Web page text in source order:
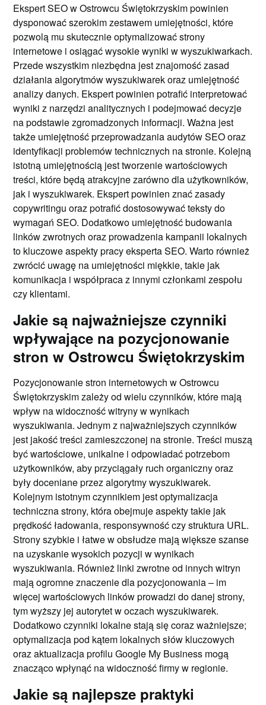
Ekspert SEO w Ostrowcu Świętokrzyskim powinien
dysponować szerokim zestawem umiejętności, które
pozwolą mu skutecznie optymalizować strony
internetowe i osiągać wysokie wyniki w wyszukiwarkach.
Przede wszystkim niezbędna jest znajomość zasad
działania algorytmów wyszukiwarek oraz umiejętność
analizy danych. Ekspert powinien potrafić interpretować
wyniki z narzędzi analitycznych i podejmować decyzje
na podstawie zgromadzonych informacji. Ważna jest
także umiejętność przeprowadzania audytów SEO oraz
identyfikacji problemów technicznych na stronie. Kolejną
istotną umiejętnością jest tworzenie wartościowych
treści, które będą atrakcyjne zarówno dla użytkowników,
jak i wyszukiwarek. Ekspert powinien znać zasady
copywritingu oraz potrafić dostosowywać teksty do
wymagań SEO. Dodatkowo umiejętność budowania
linków zwrotnych oraz prowadzenia kampanii lokalnych
to kluczowe aspekty pracy eksperta SEO. Warto również
zwrócić uwagę na umiejętności miękkie, takie jak
komunikacja i współpraca z innymi członkami zespołu
czy klientami.
Jakie są najważniejsze czynniki
wpływające na pozycjonowanie
stron w Ostrowcu Świętokrzyskim
Pozycjonowanie stron internetowych w Ostrowcu
Świętokrzyskim zależy od wielu czynników, które mają
wpływ na widoczność witryny w wynikach
wyszukiwania. Jednym z najważniejszych czynników
jest jakość treści zamieszczonej na stronie. Treści muszą
być wartościowe, unikalne i odpowiadać potrzebom
użytkowników, aby przyciągały ruch organiczny oraz
były doceniane przez algorytmy wyszukiwarek.
Kolejnym istotnym czynnikiem jest optymalizacja
techniczna strony, która obejmuje aspekty takie jak
prędkość ładowania, responsywność czy struktura URL.
Strony szybkie i łatwe w obsłudze mają większe szanse
na uzyskanie wysokich pozycji w wynikach
wyszukiwania. Również linki zwrotne od innych witryn
mają ogromne znaczenie dla pozycjonowania – im
więcej wartościowych linków prowadzi do danej strony,
tym wyższy jej autorytet w oczach wyszukiwarek.
Dodatkowo czynniki lokalne stają się coraz ważniejsze;
optymalizacja pod kątem lokalnych słów kluczowych
oraz aktualizacja profilu Google My Business mogą
znacząco wpłynąć na widoczność firmy w regionie.
Jakie są najlepsze praktyki